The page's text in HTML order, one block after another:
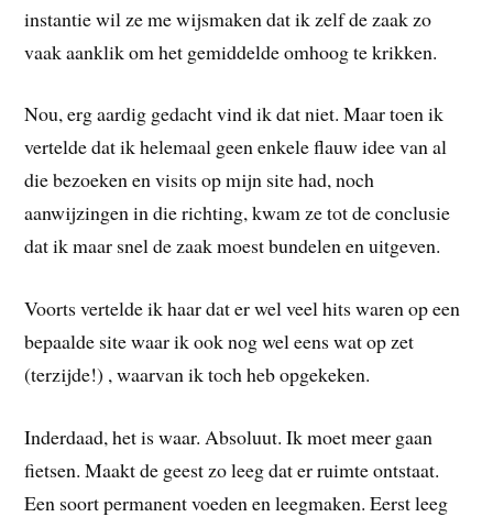
instantie wil ze me wijsmaken dat ik zelf de zaak zo
vaak aanklik om het gemiddelde omhoog te krikken.
Nou, erg aardig gedacht vind ik dat niet. Maar toen ik
vertelde dat ik helemaal geen enkele flauw idee van al
die bezoeken en visits op mijn site had, noch
aanwijzingen in die richting, kwam ze tot de conclusie
dat ik maar snel de zaak moest bundelen en uitgeven.
Voorts vertelde ik haar dat er wel veel hits waren op een
bepaalde site waar ik ook nog wel eens wat op zet
(terzijde!) , waarvan ik toch heb opgekeken.
Inderdaad, het is waar. Absoluut. Ik moet meer gaan
fietsen. Maakt de geest zo leeg dat er ruimte ontstaat.
Een soort permanent voeden en leegmaken. Eerst leeg